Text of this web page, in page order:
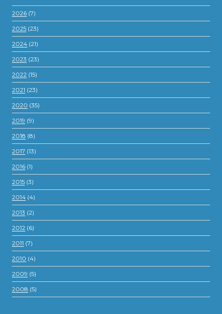
2026 (7)
2025 (23)
2024 (21)
2023 (23)
2022 (15)
2021 (23)
2020 (35)
2019 (9)
2018 (8)
2017 (13)
2016 (1)
2015 (3)
2014 (4)
2013 (2)
2012 (6)
2011 (7)
2010 (4)
2009 (5)
2008 (5)